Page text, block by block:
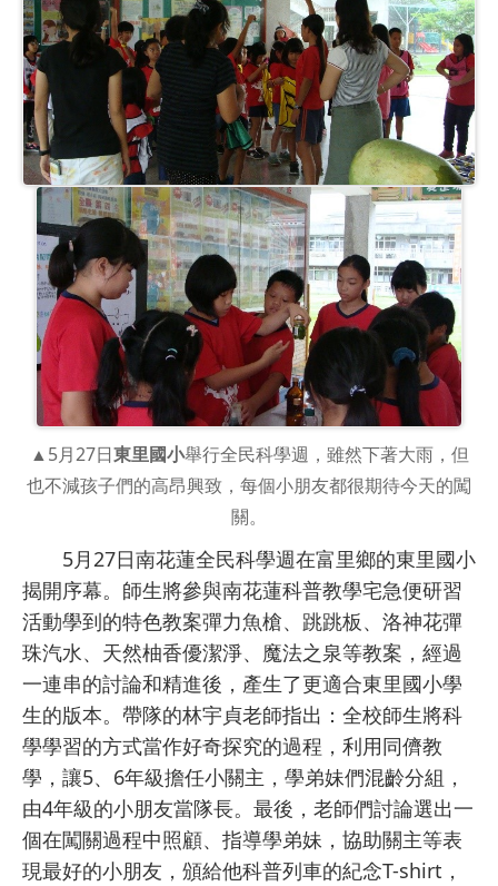
▲5月27日東里國小舉行全民科學週，雖然下著大雨，但
也不減孩子們的高昂興致，每個小朋友都很期待今天的闖
關。
5月27日南花蓮全民科學週在富里鄉的東里國小
揭開序幕。師生將參與南花蓮科普教學宅急便研習
活動學到的特色教案彈力魚槍、跳跳板、洛神花彈
珠汽水、天然柚香優潔淨、魔法之泉等教案，經過
一連串的討論和精進後，產生了更適合東里國小學
生的版本。帶隊的林宇貞老師指出：全校師生將科
學學習的方式當作好奇探究的過程，利用同儕教
學，讓5、6年級擔任小關主，學弟妹們混齡分組，
由4年級的小朋友當隊長。最後，老師們討論選出一
個在闖關過程中照顧、指導學弟妹，協助關主等表
現最好的小朋友，頒給他科普列車的紀念T-shirt，